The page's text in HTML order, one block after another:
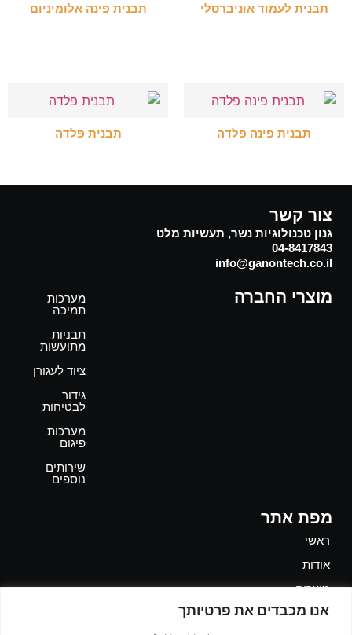
אנו מכבדים את פרטיותך
תבנית לעמוד אוניברסלי תבנית פינה אלומיניום
תבנית פינה פלדה תבנית פלדה
צור קשר
גנון טכנולוגיות נשר, תעשיות מלט
04-8417843
info@ganontech.co.il
מוצרי החברה
מערכות
תמיכה
תבניות
מתועשות
ציוד לעגורן
גידור
לבטיחות
מערכות
פיגום
שירותים
נוספים
מפת אתר
ראשי
אודות
מוצרים
יצירת קשר